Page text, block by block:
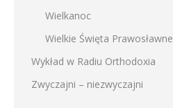
Wielkanoc
Wielkie Święta Prawosławne
Wykład w Radiu Orthodoxia
Zwyczajni – niezwyczajni